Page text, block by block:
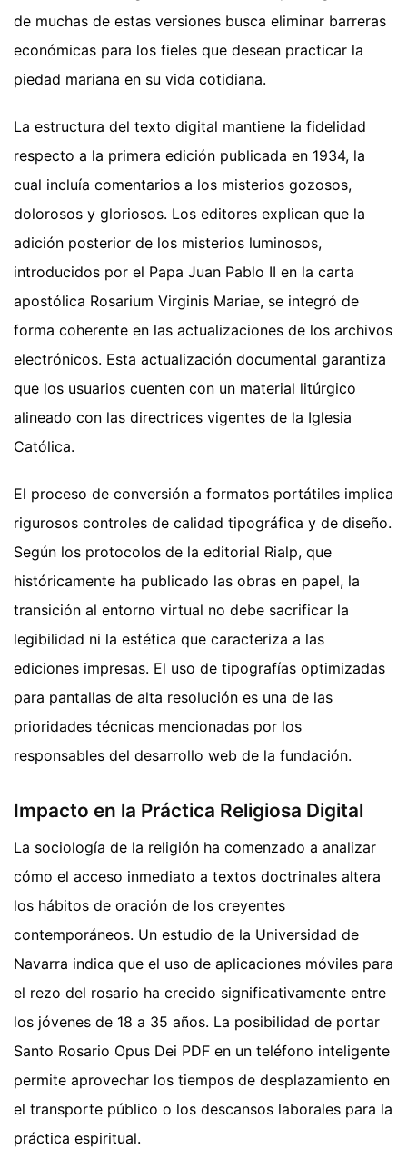
de muchas de estas versiones busca eliminar barreras
económicas para los fieles que desean practicar la
piedad mariana en su vida cotidiana.
La estructura del texto digital mantiene la fidelidad
respecto a la primera edición publicada en 1934, la
cual incluía comentarios a los misterios gozosos,
dolorosos y gloriosos. Los editores explican que la
adición posterior de los misterios luminosos,
introducidos por el Papa Juan Pablo II en la carta
apostólica Rosarium Virginis Mariae, se integró de
forma coherente en las actualizaciones de los archivos
electrónicos. Esta actualización documental garantiza
que los usuarios cuenten con un material litúrgico
alineado con las directrices vigentes de la Iglesia
Católica.
El proceso de conversión a formatos portátiles implica
rigurosos controles de calidad tipográfica y de diseño.
Según los protocolos de la editorial Rialp, que
históricamente ha publicado las obras en papel, la
transición al entorno virtual no debe sacrificar la
legibilidad ni la estética que caracteriza a las
ediciones impresas. El uso de tipografías optimizadas
para pantallas de alta resolución es una de las
prioridades técnicas mencionadas por los
responsables del desarrollo web de la fundación.
Impacto en la Práctica Religiosa Digital
La sociología de la religión ha comenzado a analizar
cómo el acceso inmediato a textos doctrinales altera
los hábitos de oración de los creyentes
contemporáneos. Un estudio de la Universidad de
Navarra indica que el uso de aplicaciones móviles para
el rezo del rosario ha crecido significativamente entre
los jóvenes de 18 a 35 años. La posibilidad de portar
Santo Rosario Opus Dei PDF en un teléfono inteligente
permite aprovechar los tiempos de desplazamiento en
el transporte público o los descansos laborales para la
práctica espiritual.